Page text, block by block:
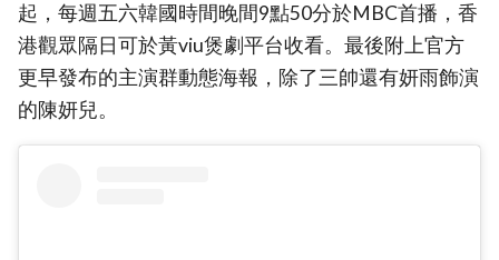
起，每週五六韓國時間晚間9點50分於MBC首播，香
港觀眾隔日可於黃viu煲劇平台收看。最後附上官方
更早發布的主演群動態海報，除了三帥還有妍雨飾演
的陳妍兒。